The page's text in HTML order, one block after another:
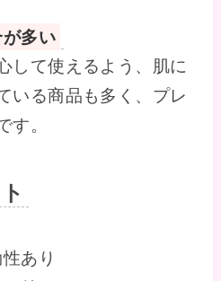
多い
して使えるよう、肌に
いる商品も多く、プレ
す。
あり